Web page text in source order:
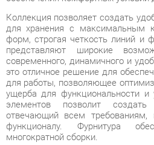
современного, динамичного и
это отличное решение для
для работы, позволяющее
ущерба для функциональности и
элементов позволит создать
отвечающий всем требованиям,
функционалу. Фурнитура
многократной сборки.
Условия покупки
Благодаря качественным фото,
о характеристиках и параметрах, а
покупателей маркетплэйса